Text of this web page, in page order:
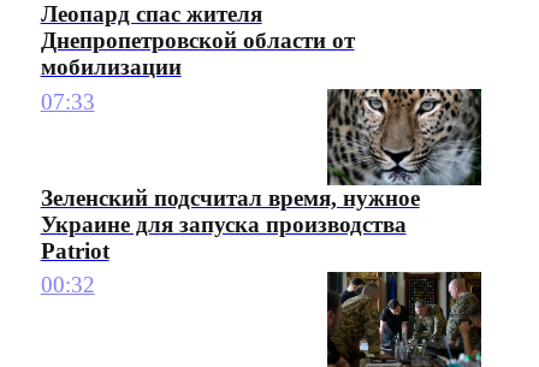
Леопард спас жителя
Днепропетровской области от
мобилизации
07:33
Зеленский подсчитал время, нужное
Украине для запуска производства
Patriot
00:32